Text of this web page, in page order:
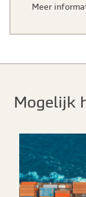
Meer
Mogelijk